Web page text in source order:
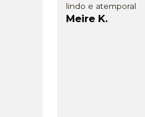
lindo e atemporal
Meire K.